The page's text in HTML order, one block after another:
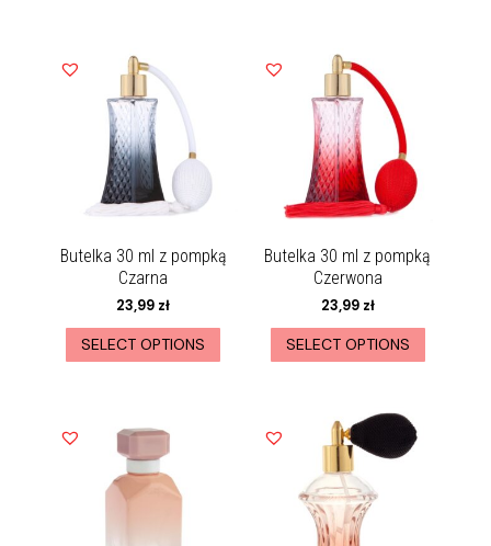
Butelka 30 ml z pompką
Czarna
23,99 zł
SELECT OPTIONS
Butelka 30 ml z pompką
Czerwona
23,99 zł
SELECT OPTIONS